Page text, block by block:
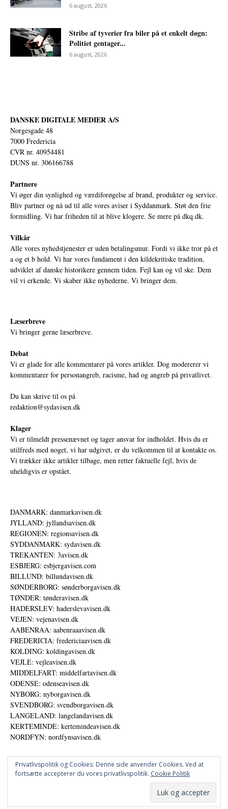
6 august, 2026
Stribe af tyverier fra biler på et enkelt døgn:
Politiet gentager...
6 august, 2026
DANSKE DIGITALE MEDIER A/S
Norgesgade 48
7000 Fredericia
CVR nr. 40954481
DUNS nr. 306166788
Partnere
Vi øger din synlighed og værdiforøgelse af brand, produkter og service.
Bliv partner og nå ud til alle vores aviser i Syddanmark. Støt den frie
formidling. Vi har friheden til at blive klogere. Se mere på dkq.dk.
Vilkår
Alle vores nyhedstjenester er uden betalingsmur. Fordi vi ikke tror på et
a og et b hold. Vi har vores fundament i den kildekritiske tradition,
udviklet af danske historikere gennem tiden. Fejl kan og vil ske. Dem
vil vi erkende. Vi skaber ikke nyhederne. Vi bringer dem.
Læserbreve
Vi bringer gerne læserbreve.
Debat
Vi er glade for alle kommentarer på vores artikler. Dog modererer vi
kommentarer for personangreb, racisme, had og angreb på privatlivet.
Du kan skrive til os på
redaktion@sydavisen.dk
Klager
Vi er tilmeldt pressenævnet og tager ansvar for indholdet. Hvis du er
utilfreds med noget, vi har udgivet, er du velkommen til at kontakte os.
Vi trækker ikke artikler tilbage, men retter faktuelle fejl, hvis de
uheldigvis er opstået.
DANMARK: danmarkavisen.dk
JYLLAND: jyllandsavisen.dk
REGIONEN: regionsavisen.dk
SYDDANMARK: sydavisen.dk
TREKANTEN: 3avisen.dk
ESBJERG: esbjergavisen.com
BILLUND: billundavisen.dk
SØNDERBORG: sønderborgavisen.dk
TØNDER: tønderavisen.dk
HADERSLEV: haderslevavisen.dk
VEJEN: vejenavisen.dk
AABENRAA: aabenraaavisen.dk
FREDERICIA: fredericiaavisen.dk
KOLDING: koldingavisen.dk
VEJLE: vejleavisen.dk
MIDDELFART: middelfartavisen.dk
ODENSE: odenseavisen.dk
NYBORG: nyborgavisen.dk
SVENDBORG: svendborgavisen.dk
LANGELAND: langelandavisen.dk
KERTEMINDE: kertemindeavisen.dk
NORDFYN: nordfynsavisen.dk
© DANSKE DIGITALE MEDIER A/S - NYHEDER, ANALYSER OG PERSPEKTIVER
Privatlivspolitik og Cookies: Denne side anvender Cookies. Ved at
fortsætte accepterer du vores privatlivspolitik. Cookie Politik